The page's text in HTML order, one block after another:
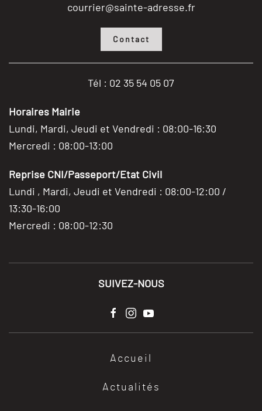
courrier@sainte-adresse.fr
Contact
Tél : 02 35 54 05 07
Horaires Mairie
Lundi, Mardi, Jeudi et Vendredi : 08:00-16:30
Mercredi : 08:00-13:00
Reprise CNI/Passeport/Etat Civil
Lundi , Mardi, Jeudi et Vendredi : 08:00-12:00 /
13:30-16:00
Mercredi : 08:00-12:30
SUIVEZ-NOUS
Accueil
Actualités